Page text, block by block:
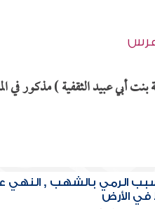
أبي عبيد الثقفية ) مذكور في
الرمي بالشهب , النهي
في الأرض